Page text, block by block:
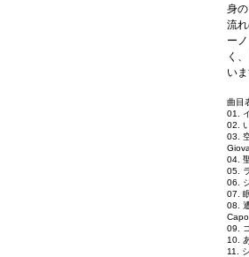
身
流
ー
く
い
曲目
01.
02.
03.
04.
05.
06.
07.
08.
09.
10.
11.